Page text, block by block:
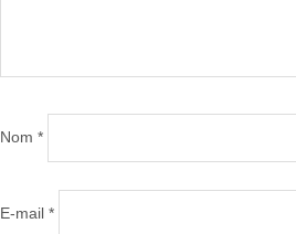
Nom *
E-mail *